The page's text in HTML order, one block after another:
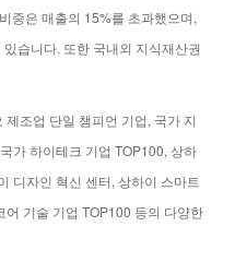
중은 매출의 15%를 초과했으며,
습니다. 또한 국내외 지식재산권
조업 단일 챔피언 기업, 국가 지
가 하이테크 기업 TOP100, 상하
디자인 혁신 센터, 상하이 스마트
어 기술 기업 TOP100 등의 다양한